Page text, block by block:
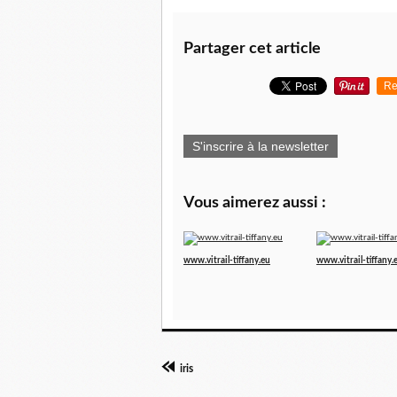
Partager cet article
S'inscrire à la newsletter
Vous aimerez aussi :
www.vitrail-tiffany.eu
www.vitrail-
iris